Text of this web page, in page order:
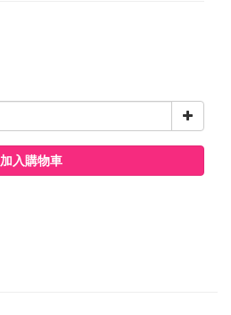
加入購物車